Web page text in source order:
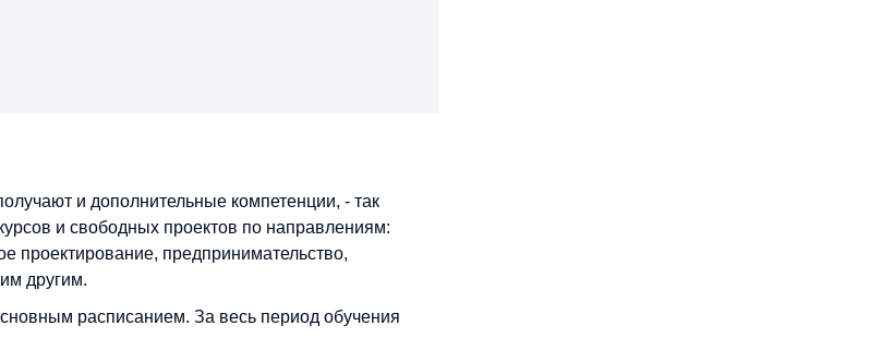
и дополнительные компетенции, - так
и свободных проектов по направлениям:
проектирование, предпринимательство,
другим.
расписанием. За весь период обучения